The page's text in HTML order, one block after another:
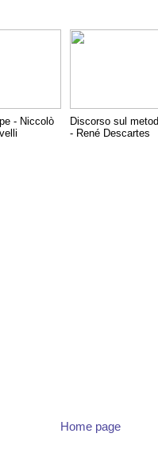
- Niccolò
Discorso sul
- René Descartes
Home page